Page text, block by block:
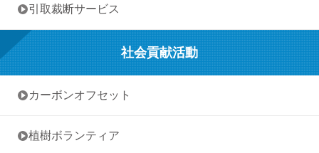
• 引取裁断サービス
社会貢献活動
• カーボンオフセット
• 植樹ボランティア